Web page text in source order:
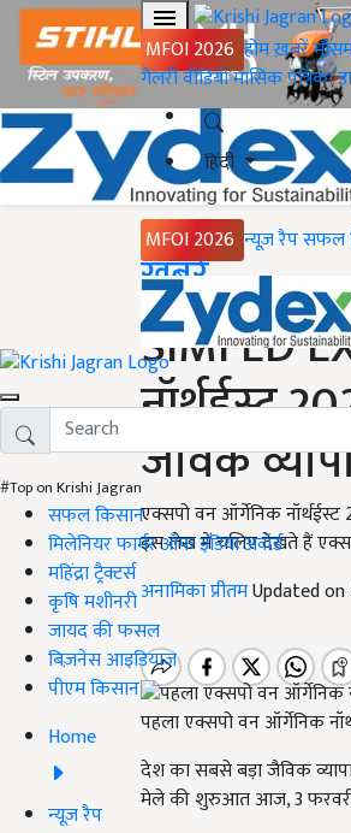
MFOI 2026 होमख़बरें
गैलरीवीडियोमासिक पत्रिका
हिंदी
MFOI 2026 न्यूज़ रैपसफल
#Top on Krishi Jagran
सफल किसान
मिलेनियर फार्मर ऑफ इंडिया अवॉर्ड
महिंद्रा ट्रैक्टर्स
कृषि मशीनरी
जायद की फसल
बिज़नेस आइडियाज
पीएम किसान
Home
न्यूज़ रैप
Home
ख़बरें
SIMFED
नॉर्थईस्ट
जैविक
एक्सपो वन ऑर्गेनिक नॉर्थईस्ट
इस लेख में चलिए देखते हैं
अनामिका प्रीतमUpdated on
पहला एक्सपो वन ऑर्गेनिक
देश का सबसे बड़ा जैविक
मेले की शुरुआत आज, 3